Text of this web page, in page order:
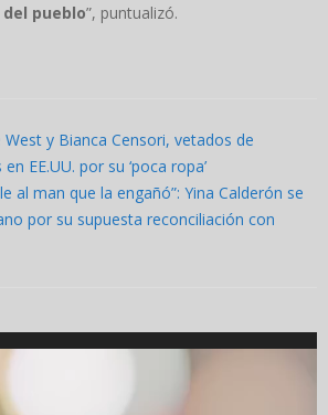
pueblo”, puntualizó.
West y Bianca Censori, vetados de
EE.UU. por su ‘poca ropa’
al man que la engañó”: Yina Calderón se
por su supuesta reconciliación con